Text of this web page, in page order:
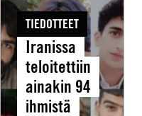
ainakin
94
ihmistä
tammi-
helmikuun
2023
TIEDOTTEET
Iranissa
teloitettiin
ainakin 94
ihmistä